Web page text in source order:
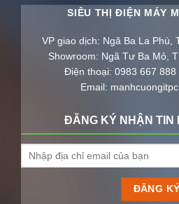
SIÊU THỊ ĐIỆN MÁY
VP giao dịch: Ngã Ba La Phù,
Showroom: Ngã Tư Ba Mỏ,
Điện thoại: 0983 667 888
Email:
ĐĂNG KÝ NHẬN TIN